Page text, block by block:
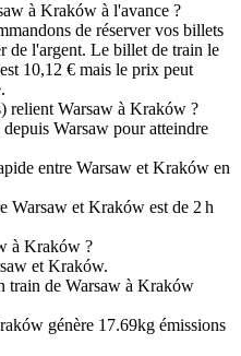
à Kraków à l'avance ?
de réserver vos billets
de l'argent. Le billet de train le
10,12 € mais le prix peut
relient Warsaw à Kraków ?
Warsaw pour atteindre
entre Warsaw et Kraków en
Warsaw et Kraków est de 2 h
à Kraków ?
et Kraków.
train de Warsaw à Kraków
génère 17.69kg émissions